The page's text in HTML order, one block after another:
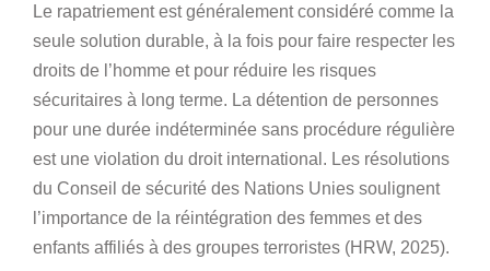
Le rapatriement est généralement considéré comme la
seule solution durable, à la fois pour faire respecter les
droits de l’homme et pour réduire les risques
sécuritaires à long terme. La détention de personnes
pour une durée indéterminée sans procédure régulière
est une violation du droit international. Les résolutions
du Conseil de sécurité des Nations Unies soulignent
l’importance de la réintégration des femmes et des
enfants affiliés à des groupes terroristes (HRW, 2025).